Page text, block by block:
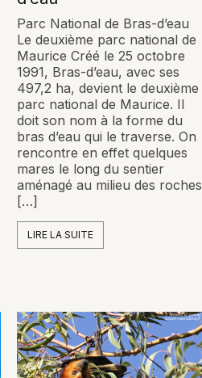
Parc National de Bras-d’eau
Le deuxième parc national de
Maurice Créé le 25 octobre
1991, Bras-d’eau, avec ses
497,2 ha, devient le deuxième
parc national de Maurice. Il
doit son nom à la forme du
bras d’eau qui le traverse. On
rencontre en effet quelques
mares le long du sentier
aménagé au milieu des roches
[…]
LIRE LA SUITE